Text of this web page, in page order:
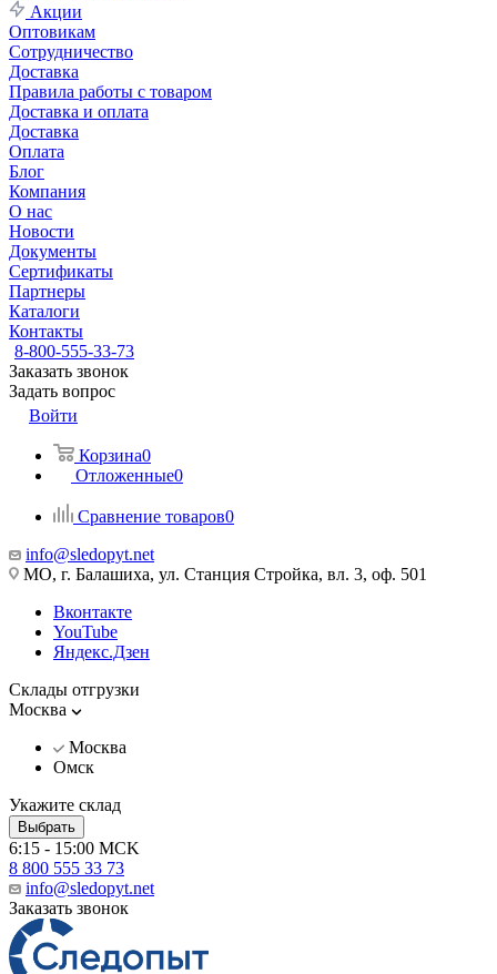
Акции
Оптовикам
Сотрудничество
Доставка
Правила работы с товаром
Доставка и оплата
Доставка
Оплата
Блог
Компания
О нас
Новости
Документы
Сертификаты
Партнеры
Каталоги
Контакты
8-800-555-33-73
Заказать звонок
Задать вопрос
Войти
Корзина0
Отложенные0
Сравнение товаров0
info@sledopyt.net
МО, г. Балашиха, ул. Станция Стройка, вл. 3, оф. 501
Вконтакте
YouTube
Яндекс.Дзен
Склады отгрузки
Москва
Москва
Омск
Укажите склад
Выбрать
6:15 - 15:00 MCK
8 800 555 33 73
info@sledopyt.net
Заказать звонок